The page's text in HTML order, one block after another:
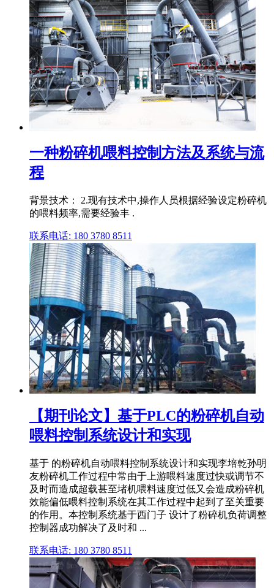
一种粉碎机喂料控制方法及系统与流
程
背景技术： 2.现有技术中,操作人员根据经验设定粉碎机
的喂料频率,需要经验丰 .
联系电话: 180 3780 8511
【期刊论文】基于PLC的粉碎机自动
喂料控制系统设计和实现
基于 的粉碎机自动喂料控制系统设计和实现李培乾孙明
友粉碎机工作过程中常由于上游喂料速度过快或调节不
及时而造成超载甚至堵机喂料速度过低又会造成粉碎机
效能偏低喂料控制系统在其工作过程中起到了至关重要
的作用。本控制系统基于西门子 设计了粉碎机负荷调整
控制器成功解决了及时和 ...
联系电话: 180 3780 8511